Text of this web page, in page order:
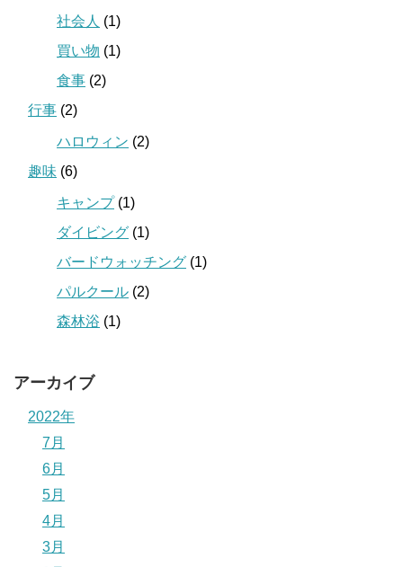
社会人 (1)
買い物 (1)
食事 (2)
行事 (2)
ハロウィン (2)
趣味 (6)
キャンプ(1)
ダイビング (1)
バードウォッチング (1)
パルクール (2)
森林浴 (1)
アーカイブ
2022年
7月
6月
5月
4月
3月